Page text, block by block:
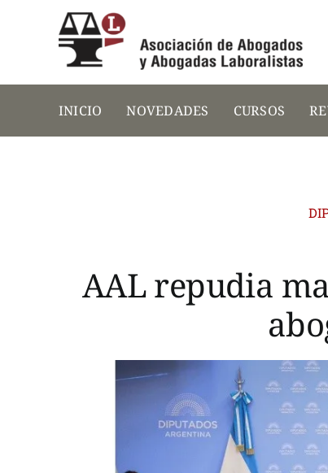
INICIO NOVEDADES CURSOS
AAL repudia